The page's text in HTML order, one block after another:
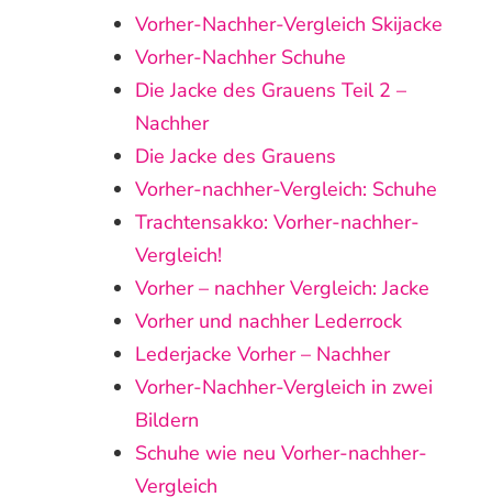
Vorher-Nachher-Vergleich Skijacke
Vorher-Nachher Schuhe
Die Jacke des Grauens Teil 2 –
Nachher
Die Jacke des Grauens
Vorher-nachher-Vergleich: Schuhe
Trachtensakko: Vorher-nachher-
Vergleich!
Vorher – nachher Vergleich: Jacke
Vorher und nachher Lederrock
Lederjacke Vorher – Nachher
Vorher-Nachher-Vergleich in zwei
Bildern
Schuhe wie neu Vorher-nachher-
Vergleich